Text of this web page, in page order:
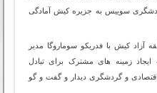
سوییس به جزیره کیش آمادگی
کیش با فدریکو سوماروگا مدیر
زمینه های مشترک برای تبادل
و گردشگری دیدار و گفت و گو